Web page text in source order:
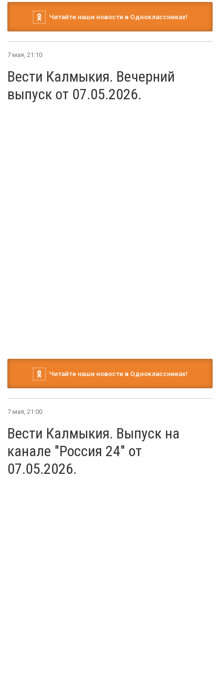
Читайте наши новости в Одноклассниках!
7 мая, 21:10
Вести Калмыкия. Вечерний
выпуск от 07.05.2026.
Читайте наши новости в Одноклассниках!
7 мая, 21:00
Вести Калмыкия. Выпуск на
канале "Россия 24" от
07.05.2026.